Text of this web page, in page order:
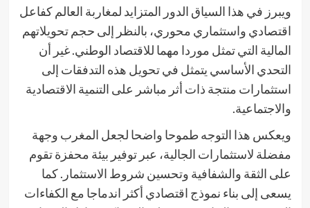
ويبرز في هذا السياق الدور المتزايد لمغاربة العالم كفاعل
اقتصادي واستثماري محوري، بالنظر إلى حجم تحويلاتهم
المالية التي تمثل موردا مهما للاقتصاد الوطني. غير أن
التحدي الأساسي يتمثل في تحويل هذه التدفقات إلى
استثمارات منتجة ذات أثر مباشر على التنمية الاقتصادية
والاجتماعية.
ويعكس هذا التوجه طموحا واضحا لجعل المغرب وجهة
مفضلة لاستثمارات الجالية، عبر توفير بيئة محفزة تقوم
على الثقة والشفافية وتحسين شروط الاستثمار. كما
يسعى إلى بناء نموذج اقتصادي أكثر اندماجا مع الكفاءات